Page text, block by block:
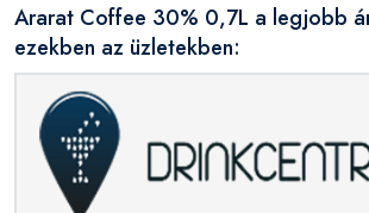
Ararat Coffee 30% 0,7L a legjobb
ezekben az üzletekben: